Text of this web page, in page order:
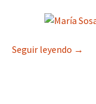
Seguir leyendo →